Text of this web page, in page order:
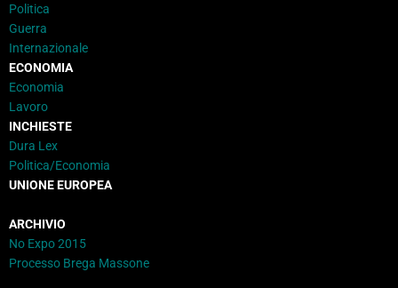
Politica
Guerra
Internazionale
ECONOMIA
Economia
Lavoro
INCHIESTE
Dura Lex
Politica/Economia
UNIONE EUROPEA
ARCHIVIO
No Expo 2015
Processo Brega Massone